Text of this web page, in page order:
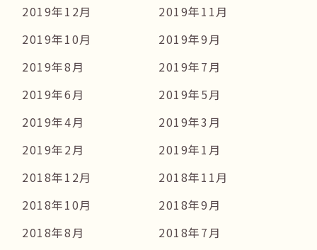
2019年12月
2019年11月
2019年10月
2019年9月
2019年8月
2019年7月
2019年6月
2019年5月
2019年4月
2019年3月
2019年2月
2019年1月
2018年12月
2018年11月
2018年10月
2018年9月
2018年8月
2018年7月